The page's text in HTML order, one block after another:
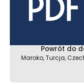
Powrót do
Maroko, Turcja,